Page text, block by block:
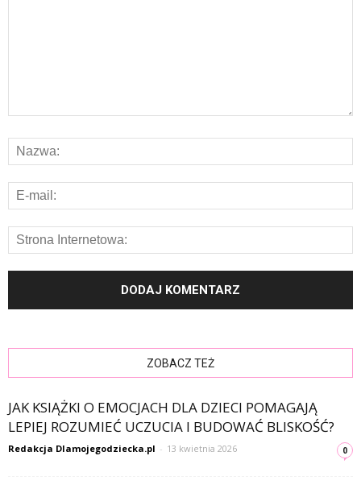
ZOBACZ TEŻ
JAK KSIĄŻKI O EMOCJACH DLA DZIECI POMAGAJĄ
LEPIEJ ROZUMIEĆ UCZUCIA I BUDOWAĆ BLISKOŚĆ?
Redakcja Dlamojegodziecka.pl - 13 kwietnia 2026 0